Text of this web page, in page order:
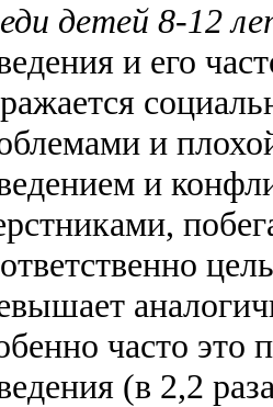
детей 8-12
и его
и
и
часто это
(в 2,2